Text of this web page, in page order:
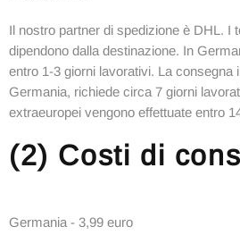
Il nostro partner di spedizione è DHL. I
dipendono dalla destinazione. In
entro 1-3 giorni lavorativi. La consegna
Germania, richiede circa 7 giorni
extraeuropei vengono effettuate entro
(2) Costi di
Germania - 3,99 euro